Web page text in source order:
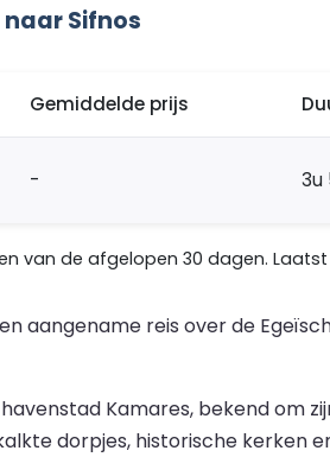
Sifnos
Gemiddelde prijs
- 3u
van de afgelopen 30 dagen. Laatst
aangename reis over de
Kamares, bekend om
dorpjes, historische kerken